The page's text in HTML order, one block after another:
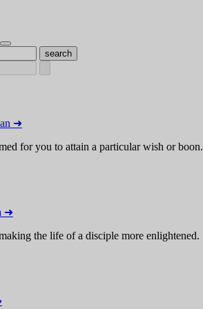
➜
for you to attain a particular wish or boon.
➜
the life of a disciple more enlightened.